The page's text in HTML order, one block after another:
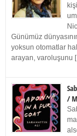
Günümüz
yoksun otomatlar
arayan, varoluşunu
/